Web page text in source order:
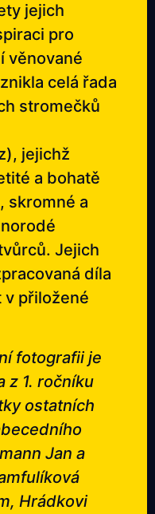
jejich
pro
věnované
celá řada
stromečků
jejichž
a bohatě
skromné a
Jejich
díla
v přiložené
fotografii je
z 1. ročníku
ostatních
Jan a
Hrádkovi